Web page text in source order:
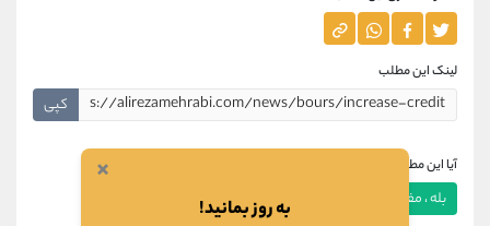
لینک این مطلب
کپی
آیا این مطلب برای شما مفید بود؟
بله ، مفید بود خیر ، مفید نبود
×
به روز بمانید!